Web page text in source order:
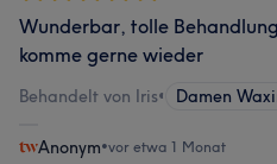
Wunderbar, tolle
komme gerne wieder
Behandelt von Iris• Damen
Anonym•vor etwa 1 Monat